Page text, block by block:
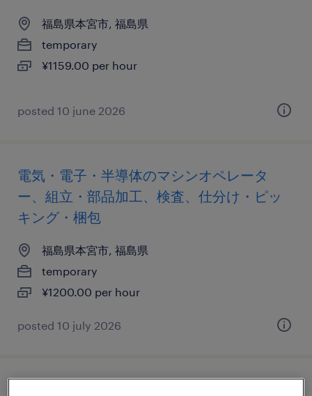
福島県本宮市, 福島県
temporary
¥1159.00 per hour
posted 10 june 2026
電気・電子・半導体のマシンオペレータ
ー、組立・部品加工、検査、仕分け・ピッ
キング・梱包
福島県本宮市, 福島県
temporary
¥1200.00 per hour
posted 10 july 2026